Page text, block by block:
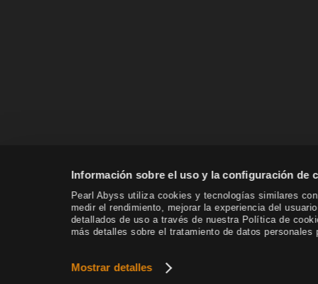
Información sobre el uso y la configuración de
Pearl Abyss utiliza cookies y tecnologías similares
medir el rendimiento, mejorar la experiencia del
detallados de uso a través de nuestra Política de
más detalles sobre el tratamiento de datos
Mostrar detalles